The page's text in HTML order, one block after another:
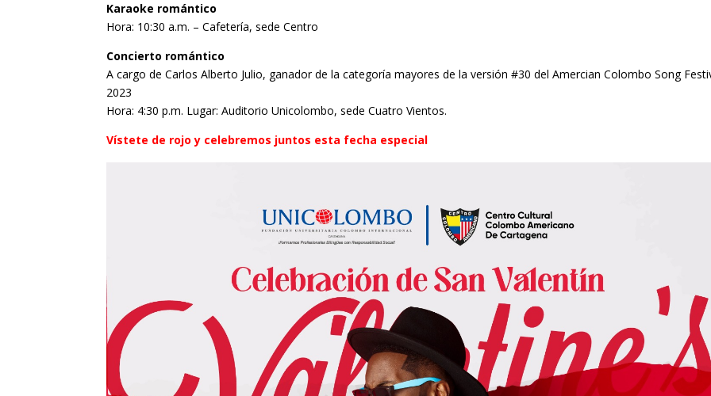
Karaoke romántico
Hora: 10:30 a.m. – Cafetería, sede Centro
Concierto romántico
A cargo de Carlos Alberto Julio, ganador de la categoría mayores de la versión #30 del Amercian Colombo Song
2023
Hora: 4:30 p.m. Lugar: Auditorio Unicolombo, sede Cuatro Vientos.
Vístete de rojo y celebremos juntos esta fecha especial